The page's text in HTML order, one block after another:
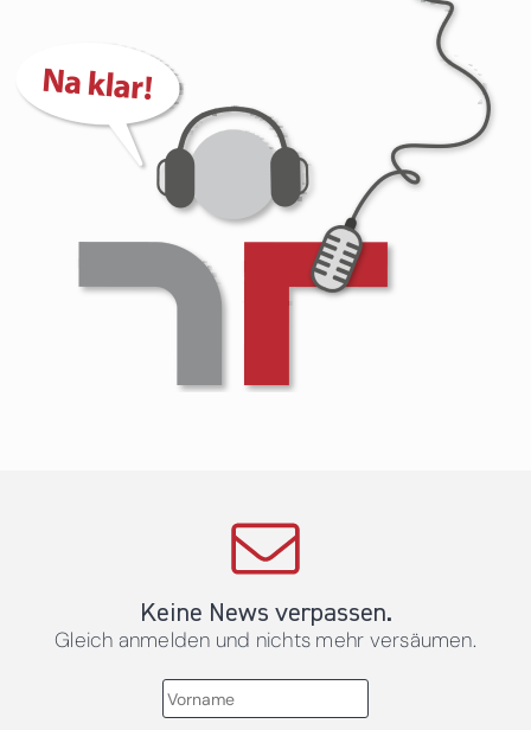
Keine News verpassen.
Gleich anmelden und nichts mehr versäumen.